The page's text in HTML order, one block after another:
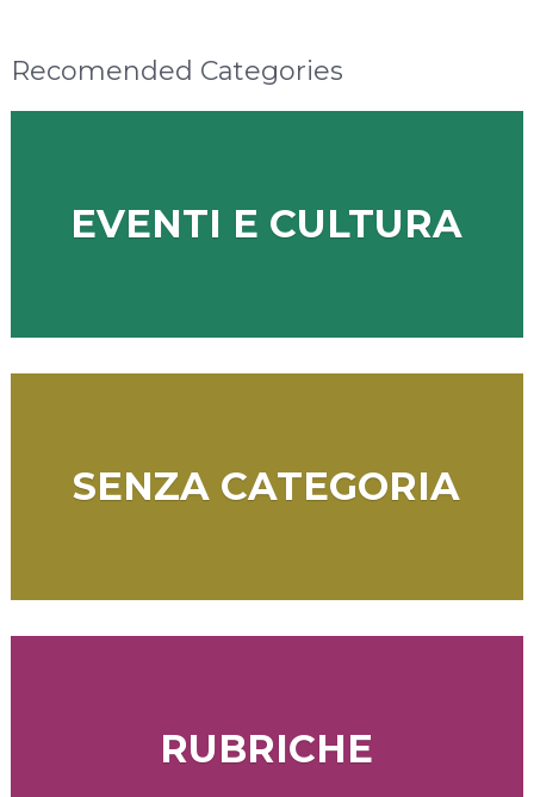
Recomended Categories
EVENTI E CULTURA
SENZA CATEGORIA
RUBRICHE